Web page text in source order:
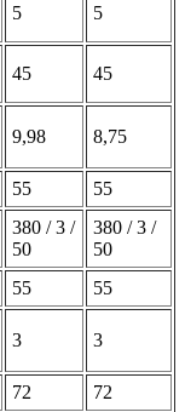
5 5
45 45
9,98 8,75
55 55
380 / 3 /
50
380 / 3 /
50
55
55
3 3
72 72